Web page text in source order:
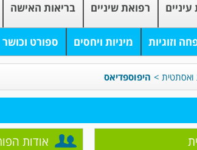
רפואת שיניים בריאות האישה
וזוגיות מיניות ויחסים ספורט וכושר
ואסתטית > היפוספדיאס
אודות